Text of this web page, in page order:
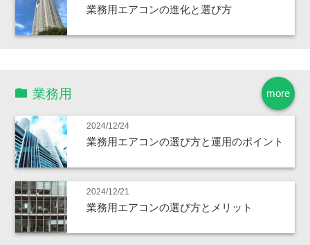
業務用エアコンの進化と選び方
more
業務用
2024/12/24
業務用エアコンの選び方と運用のポイント
2024/12/21
業務用エアコンの選び方とメリット